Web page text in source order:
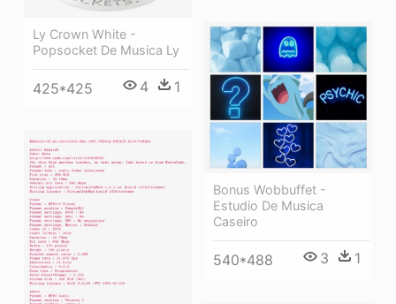
Ly Crown White -
Popsocket De Musica Ly
425*425 4 1
Bonus Wobbuffet -
Estudio De Musica
Caseiro
540*488 3 1